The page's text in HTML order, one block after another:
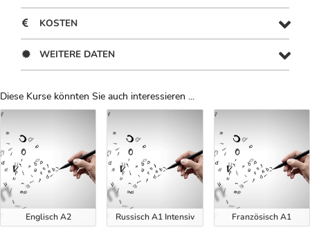
KOSTEN
WEITERE DATEN
Diese Kurse könnten Sie auch interessieren ...
Uber Weiterbildungsvorschläge
Englisch A2 Russisch A1 Intensiv Französisch A1